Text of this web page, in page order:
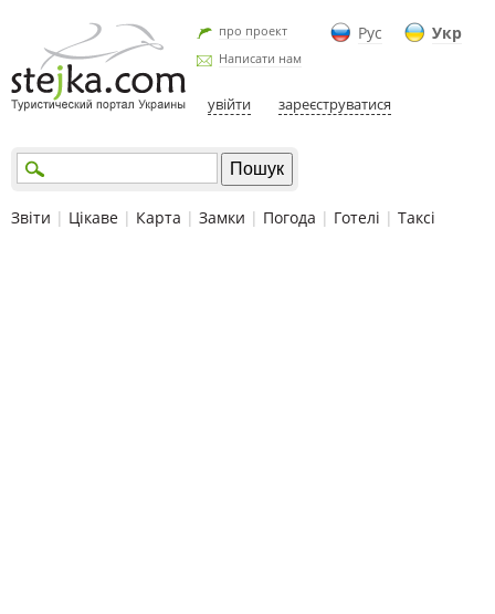
Рус Укр
про проект
Написати нам
увійти зареєструватися
Звіти | Цікаве | Карта | Замки | Погода | Готелі | Таксі